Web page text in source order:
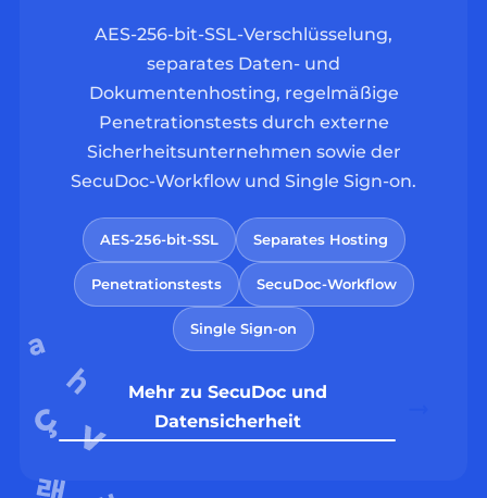
AES-256-bit-SSL-Verschlüsselung,
separates Daten- und
Dokumentenhosting, regelmäßige
Penetrationstests durch externe
Sicherheitsunternehmen sowie der
SecuDoc-Workflow und Single Sign-on.
AES-256-bit-SSL Separates Hosting
Penetrationstests SecuDoc-Workflow
Single Sign-on
Mehr zu SecuDoc und
Datensicherheit